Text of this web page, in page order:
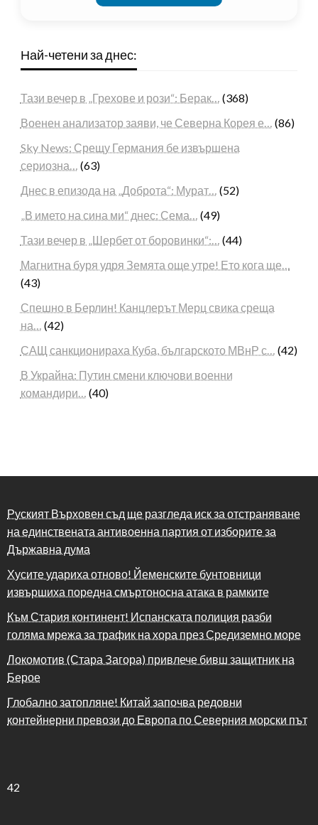
Най-четени за днес:
Тази вечер в „Грехове и рози“: Берак… (368)
Военен анализатор заяви, че Северна Корея е… (86)
Sky News: Срещу Германия бе извършена
сериозна… (63)
Днес в епизода на „Доброта“: Мурат… (52)
„В името на сина ми“ днес: Сема… (49)
Тази вечер в „Шербет от боровинки“:… (44)
Магнитна буря удря Земята още утре! Ето кога ще…
(43)
Спешно в Берлин! Канцлерът Мерц свика среща
на… (42)
САЩ санкционираха Куба, българското МВнР с… (42)
В Украйна: Путин смени ключови военни
командири… (40)
Руският Върховен съд ще разгледа иск за отстраняване
на единствената антивоенна партия от изборите за
Държавна дума
Хусите удариха отново! Йеменските бунтовници
извършиха поредна смъртоносна атака в рамките
Към Стария континент! Испанската полиция разби
голяма мрежа за трафик на хора през Средиземно море
Локомотив (Стара Загора) привлече бивш защитник на
Берое
Глобално затопляне! Китай започва редовни
контейнерни превози до Европа по Северния морски път
42